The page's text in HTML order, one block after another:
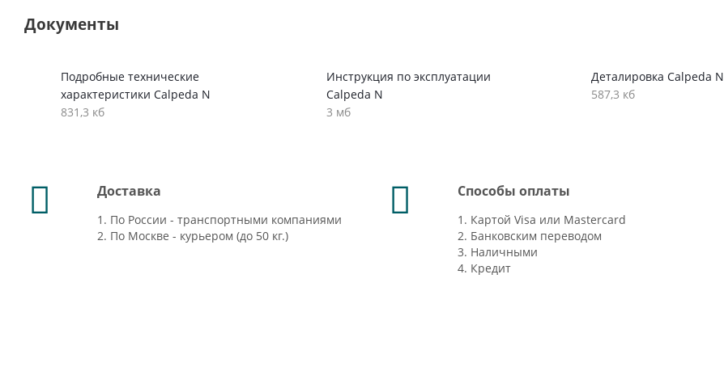
Документы
Подробные технические
характеристики Calpeda N
831,3 кб
Инструкция по эксплуатации
Calpeda N
3 мб
Деталировка Calpeda N
587,3 кб
Доставка
1. По России - транспортными компаниями
2. По Москве - курьером (до 50 кг.)
Способы оплаты
1. Картой Visa или Mastercard
2. Банковским переводом
3. Наличными
4. Кредит